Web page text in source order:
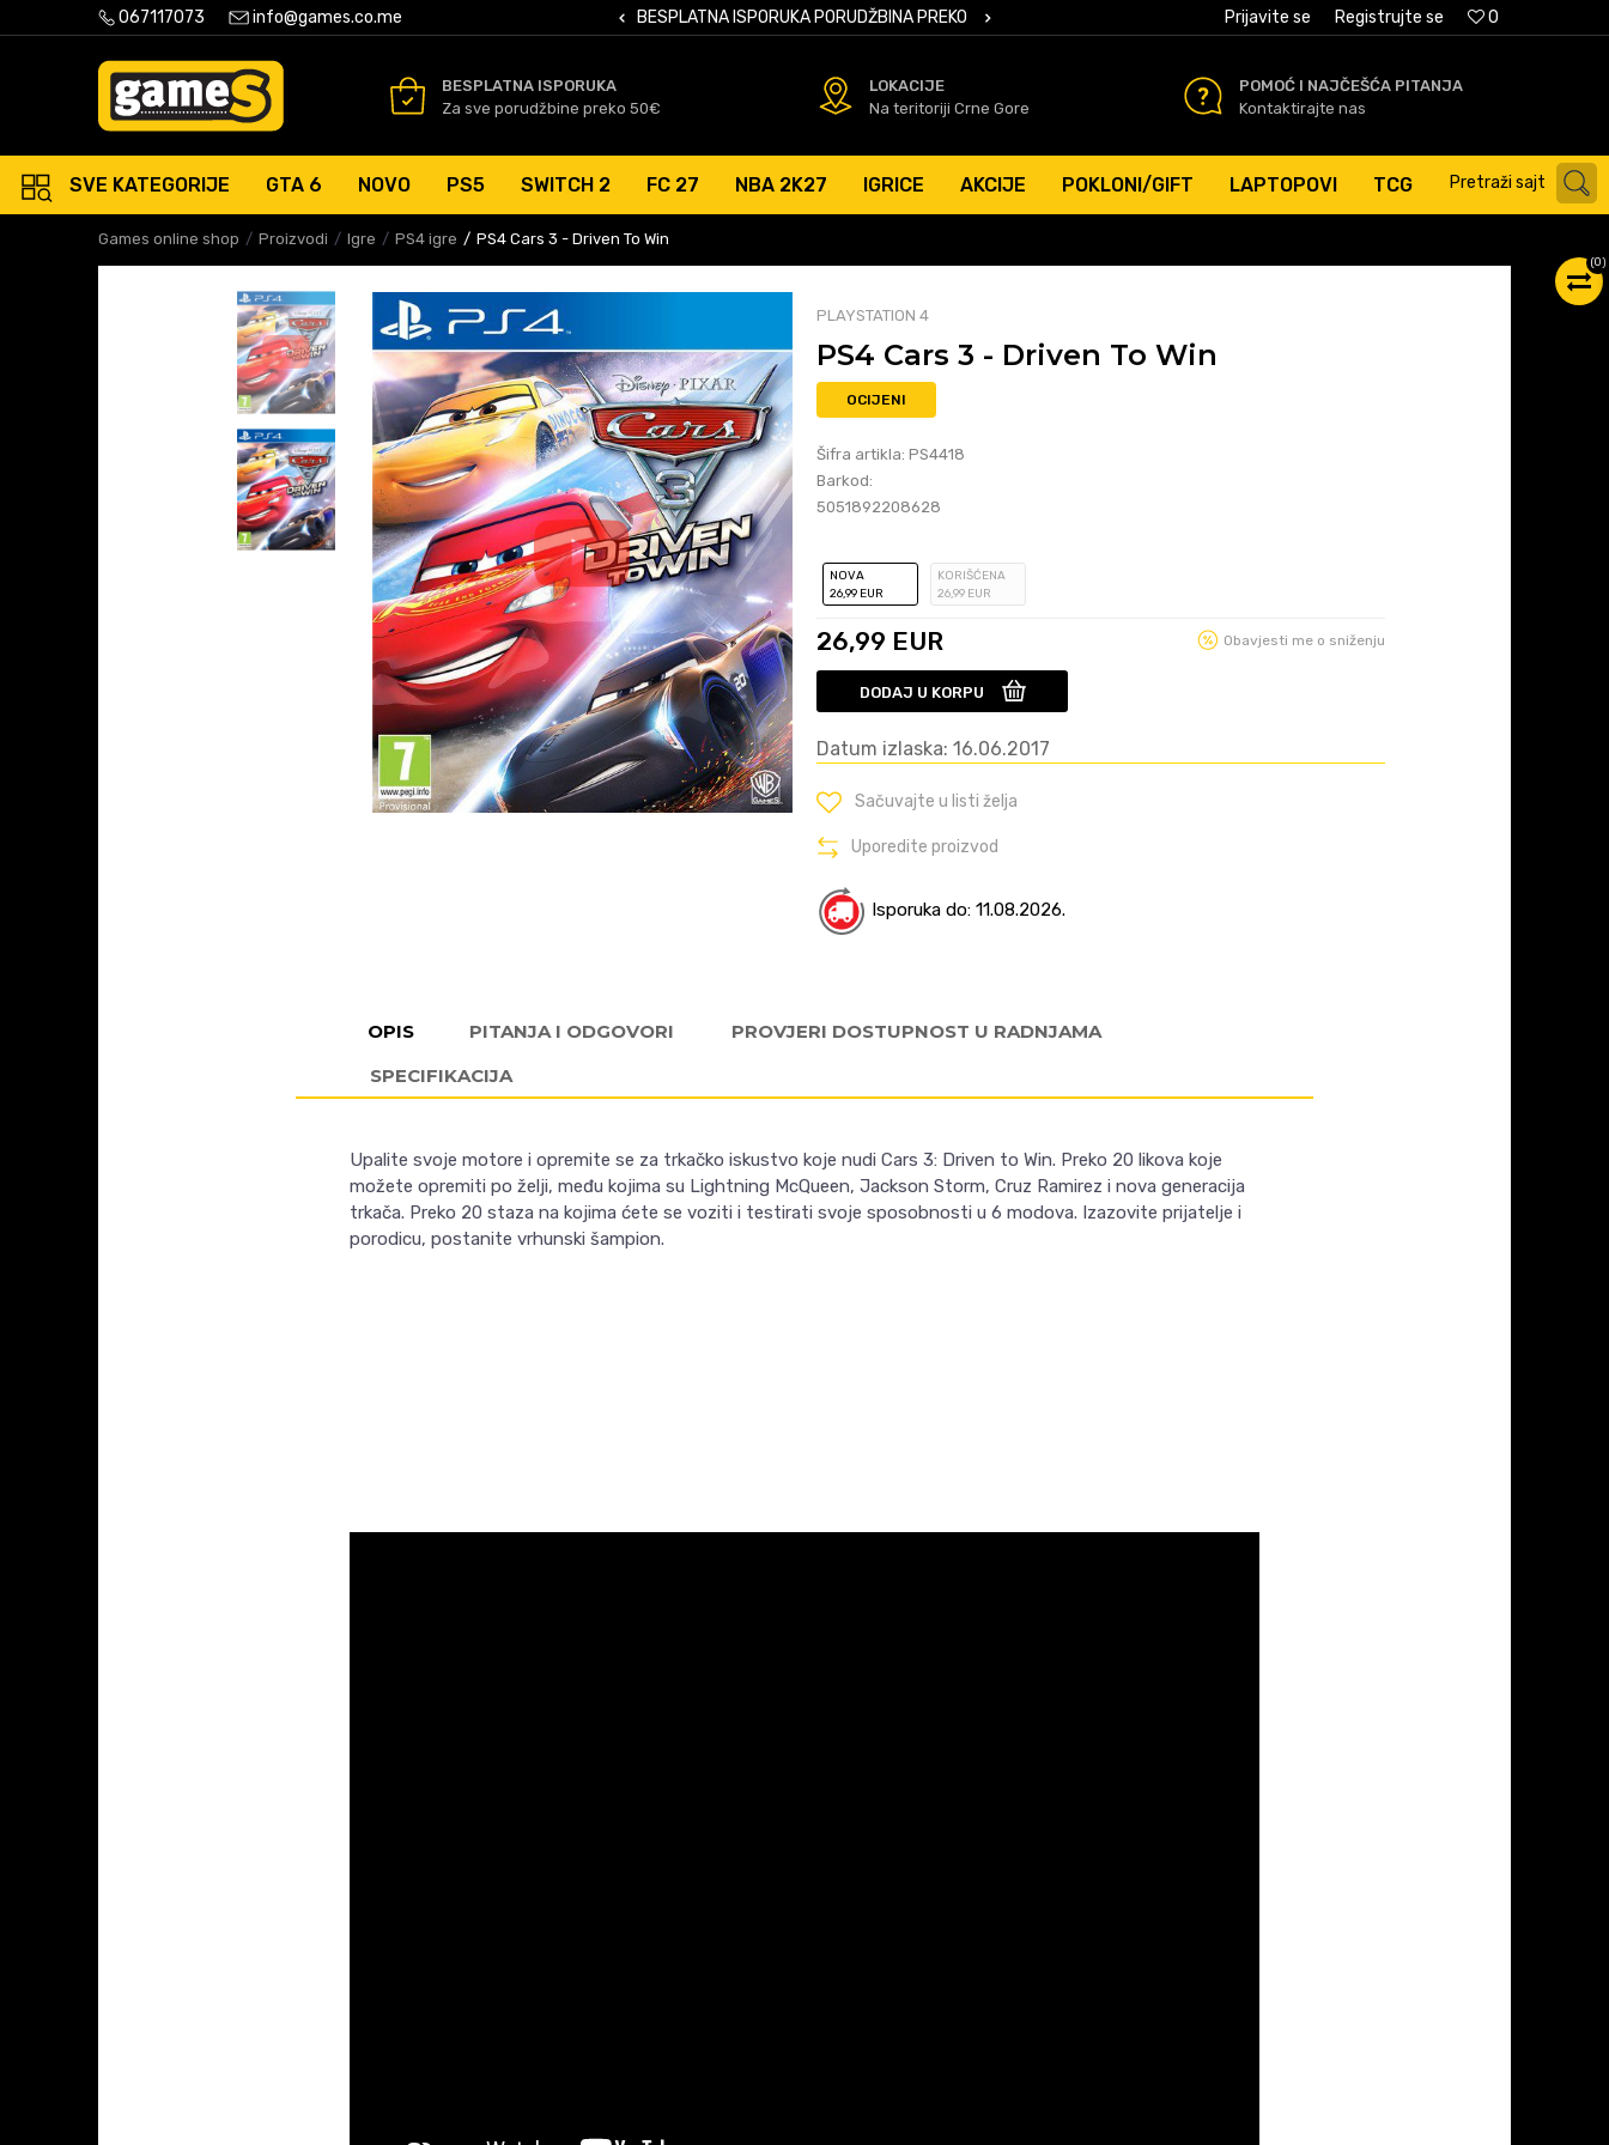
067117073 info@games.co.me
ISPORUKA PORUDŽBINA PREKO 50 EURSIGURNO PLAĆANJE PLATNIM KARTICAMA BESPLATNA ISPORUKA PORUDŽBINA PREKO 50 EURSIGURNO PLAĆANJE PLATNIM KARTICAMA 0
Prijavite se Registrujte se
BESPLATNA ISPORUKA
Za sve porudžbine preko 50€
LOKACIJE
Na teritoriji Crne Gore
POMOĆ I NAJČEŠĆA PITANJA
Kontaktirajte nas
SVE KATEGORIJE GTA 6 NOVO PS5 SWITCH 2 FC 27 NBA 2K27 IGRICE AKCIJE POKLONI/GIFT LAPTOPOVI TCG Pretraži sajt
Games online shop Proizvodi Igre PS4 igre PS4 Cars 3 - Driven To Win
(0)
PLAYSTATION 4
PS4 Cars 3 - Driven To Win
OCIJENI
Šifra artikla: PS4418
Barkod:
5051892208628
NOVA
26,99 EUR
KORIŠĆENA
26,99 EUR
26,99 EUR Obavjesti me o sniženju
DODAJ U KORPU
Datum izlaska: 16.06.2017
Sačuvajte u listi želja
Uporedite proizvod
Isporuka do: 11.08.2026.
OPIS PITANJA I ODGOVORI
PROVJERI DOSTUPNOST U RADNJAMA
SPECIFIKACIJA
Upalite svoje motore i opremite se za trkačko iskustvo koje nudi Cars 3: Driven to Win. Preko 20 likova koje
možete opremiti po želji, među kojima su Lightning McQueen, Jackson Storm, Cruz Ramirez i nova generacija
trkača. Preko 20 staza na kojima ćete se voziti i testirati svoje sposobnosti u 6 modova. Izazovite prijatelje i
porodicu, postanite vrhunski šampion.